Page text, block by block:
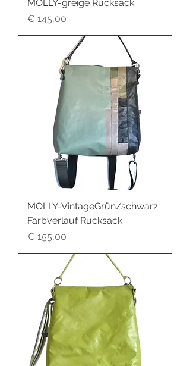
MOLLY-greige Rucksack
Preis
€ 145,00
MOLLY-VintageGrün/schwarz
Farbverlauf Rucksack
Preis
€ 155,00